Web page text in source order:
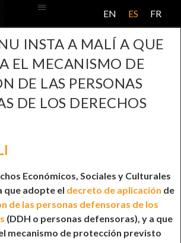
EN ES FR
INSTA A MALÍ A QUE
EL MECANISMO DE
DE LAS PERSONAS
DE LOS DERECHOS
Económicos, Sociales y Culturales
que adopte el decreto de aplicación de
de las personas defensoras de los
(DDH o personas defensoras), y a que
mecanismo de protección previsto